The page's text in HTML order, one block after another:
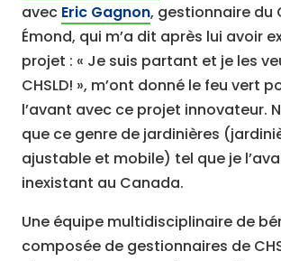
avec Eric Gagnon, gestionnaire du
Émond, qui m’a dit après lui avoir
projet : « Je suis partant et je les
CHSLD! », m’ont donné le feu vert
l’avant avec ce projet innovateur.
que ce genre de jardinières
ajustable et mobile) tel que je
inexistant au Canada.
Une équipe multidisciplinaire de
composée de gestionnaires de